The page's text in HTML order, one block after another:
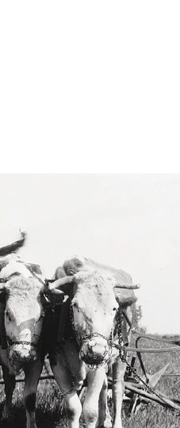
Stlačte Enter pre